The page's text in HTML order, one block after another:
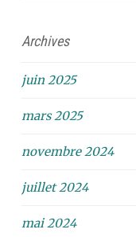
Archives
juin 2025
mars 2025
novembre 2024
juillet 2024
mai 2024